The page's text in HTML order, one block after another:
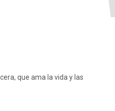
que ama la vida y las